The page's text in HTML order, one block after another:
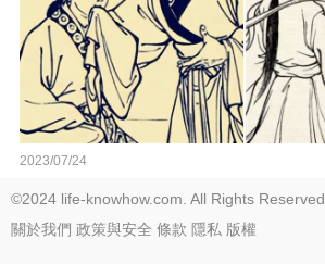
2023/07/24
©2024 life-knowhow.com. All Rights Reserved.
關於我們 政策與安全 條款 隱私 版權